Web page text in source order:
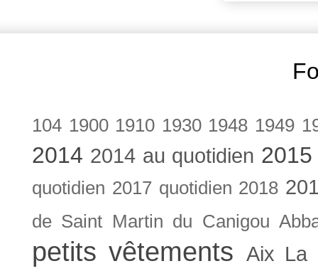
104 1900 1910 1930 1948 1949
2014 2014 au quotidien
quotidien 2017 quotidien 2018
de Saint Martin du Canigou
petits vêtements Aix La